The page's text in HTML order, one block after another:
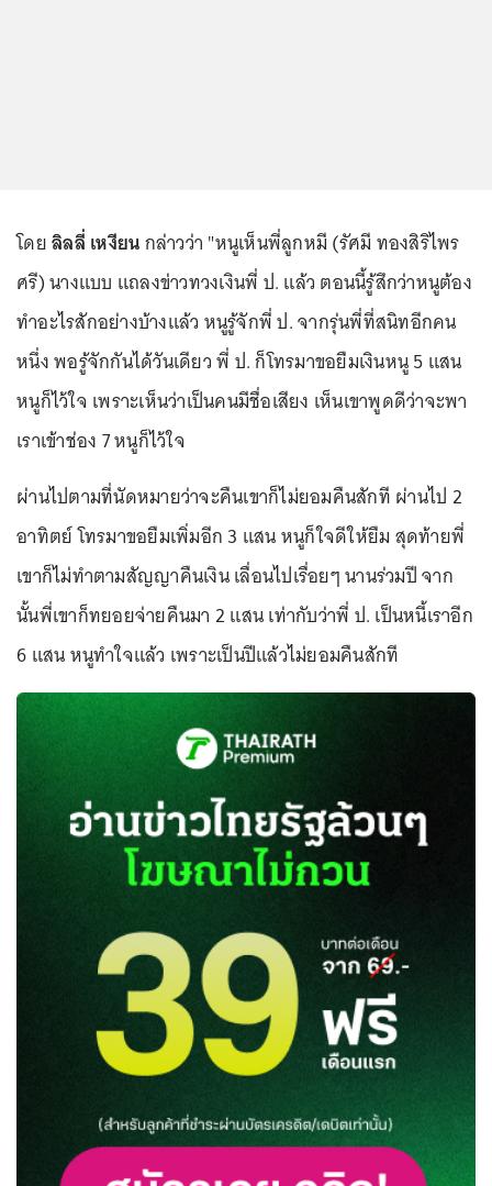
โดยลิลลี่ เหงียนกล่าวว่า "หนูเห็นพี่ลูกหมี (รัศมี ทองสิริไพร
ศรี) นางแบบ แถลงข่าวทวงเงินพี่ ป. แล้ว ตอนนี้รู้สึกว่าหนูต้อง
ทำอะไรสักอย่างบ้างแล้ว หนูรู้จักพี่ ป. จากรุ่นพี่ที่สนิทอีกคน
หนึ่ง พอรู้จักกันได้วันเดียว พี่ ป. ก็โทรมาขอยืมเงินหนู 5 แสน
หนูก็ไว้ใจ เพราะเห็นว่าเป็นคนมีชื่อเสียง เห็นเขาพูดดีว่าจะพา
เราเข้าช่อง 7 หนูก็ไว้ใจ
ผ่านไปตามที่นัดหมายว่าจะคืนเขาก็ไม่ยอมคืนสักที ผ่านไป 2
อาทิตย์ โทรมาขอยืมเพิ่มอีก 3 แสน หนูก็ใจดีให้ยืม สุดท้ายพี่
เขาก็ไม่ทำตามสัญญาคืนเงิน เลื่อนไปเรื่อยๆ นานร่วมปี จาก
นั้นพี่เขาก็ทยอยจ่ายคืนมา 2 แสน เท่ากับว่าพี่ ป. เป็นหนี้เราอีก
6 แสน หนูทำใจแล้ว เพราะเป็นปีแล้วไม่ยอมคืนสักที